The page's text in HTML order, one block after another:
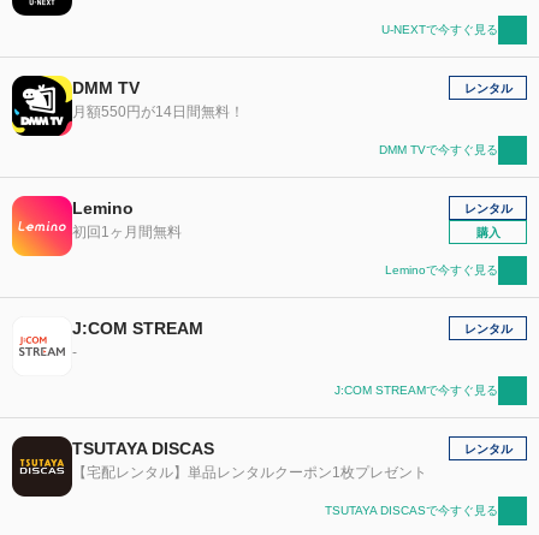
U-NEXTで今すぐ見る
DMM TV
月額550円が14日間無料！
レンタル
DMM TVで今すぐ見る
Lemino
初回1ヶ月間無料
レンタル
購入
Leminoで今すぐ見る
J:COM STREAM
-
レンタル
J:COM STREAMで今すぐ見る
TSUTAYA DISCAS
【宅配レンタル】単品レンタルクーポン1枚プレゼント
レンタル
TSUTAYA DISCASで今すぐ見る